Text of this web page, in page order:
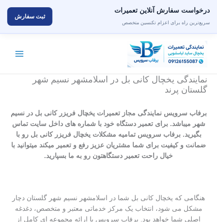
محتوا
نمایندگی یخچال کانی بل در اسلامشهر نسیم شهر
گلستان پرند
برفاب سرویس نمایندگی مجاز تعمیرات یخچال فریزر کانی بل در نسیم
شهر میباشد. برای تعمیر دستگاه خود با شماره های داخل سایت تماس
بگیرید. برفاب سرویس تمامیه مشکلات یخچال فریزر کانی بل رو با
ضمانت و کیفیت برای شما مشتریان عزیز رفع و تعمیر میکند میتوانید با
خیال راحت تعمیر دستگاهتون رو به ما بسپارید.
هنگامی که یخچال کانی بل شما در اسلامشهر نسیم شهر گلستان دچار
مشکل می شود، انتخاب یک مرکز خدماتی معتبر و متخصص، دغدغه
اصلی شما خواهد بود. برفاب سرویس با ارائه مجموعه ای کامل از
درخواست سفارش آنلاین تعمیرات
سریع‌ترین راه برای اعزام تکنسین متخصص
ثبت سفارش